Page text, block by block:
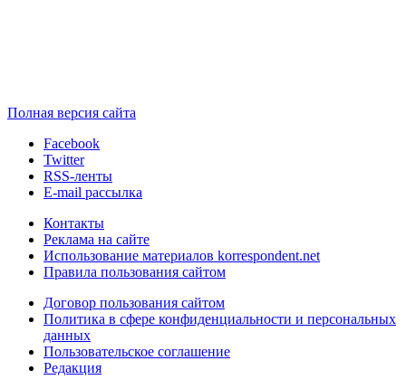
Полная версия сайта
Facebook
Twitter
RSS-ленты
E-mail рассылка
Контакты
Реклама на сайте
Использование материалов korrespondent.net
Правила пользования сайтом
Договор пользования сайтом
Политика в сфере конфиденциальности и персональных
данных
Пользовательское соглашение
Редакция